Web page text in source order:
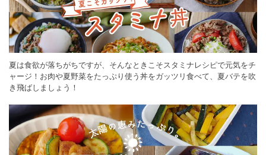
夏は食欲が落ちがちですが、そんなときこそスタミナレシピで元気をチ
ャージ！お肉や夏野菜をたっぷり使う丼をガッツリ食べて、夏バテを吹
き飛ばしましょう！